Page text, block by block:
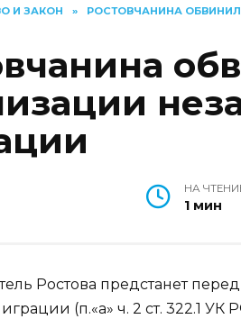
И ЗАКОН » РОСТОВЧАНИНА
НА
1 мин
Ростова предстанет
(п.«а» ч. 2 ст. 322.1